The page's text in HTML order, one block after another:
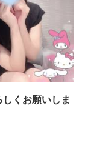
くお願いしま